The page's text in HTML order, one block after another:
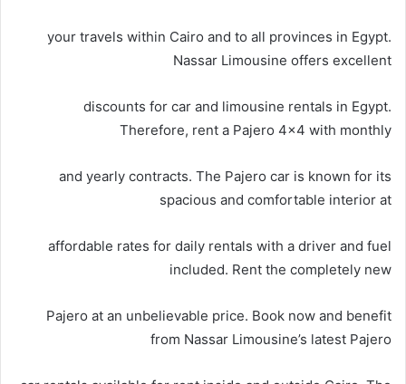
your travels within Cairo and to all provinces in Egypt.
Nassar Limousine offers excellent
discounts for car and limousine rentals in Egypt.
Therefore, rent a Pajero 4×4 with monthly
and yearly contracts. The Pajero car is known for its
spacious and comfortable interior at
affordable rates for daily rentals with a driver and fuel
included. Rent the completely new
Pajero at an unbelievable price. Book now and benefit
from Nassar Limousine’s latest Pajero